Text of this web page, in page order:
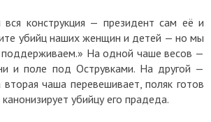
вся конструкция — президент сам её и
убийц наших женщин и детей — но мы
поддерживаем.» На одной чаше весов —
и поле под Острувками. На другой —
чаша перевешивает, поляк готов
убийцу его прадеда.